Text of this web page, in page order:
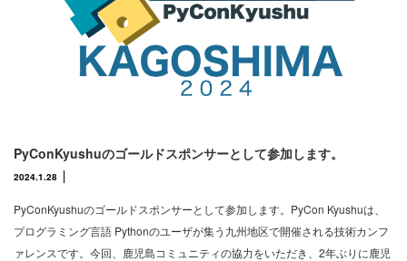
PyConKyushuのゴールドスポンサーとして参加します。
2024.1.28
PyConKyushuのゴールドスポンサーとして参加します。PyCon Kyushuは、
プログラミング言語 Pythonのユーザが集う九州地区で開催される技術カンフ
ァレンスです。今回、鹿児島コミュニティの協力をいただき、2年ぶりに鹿児